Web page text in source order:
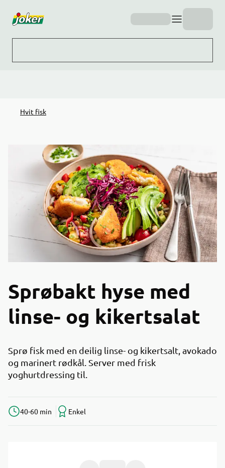
Hvit fisk
Sprøbakt hyse med
linse- og kikertsalat
Sprø fisk med en deilig linse- og kikertsalt, avokado
og marinert rødkål. Server med frisk
yoghurtdressing til.
40-60 min Enkel